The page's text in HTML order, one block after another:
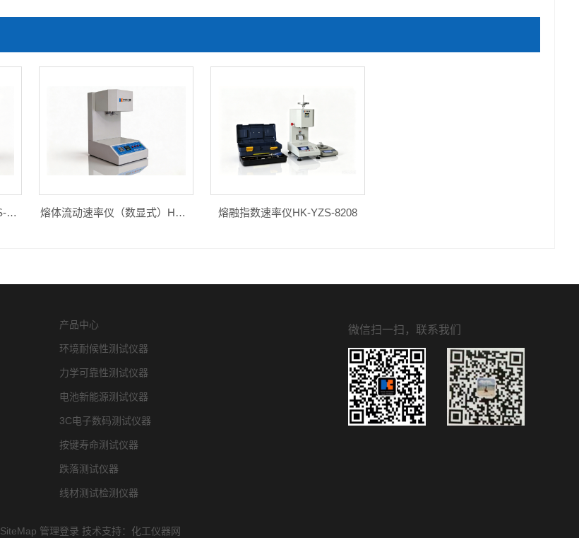
塑胶熔体流动速率仪HK-YZS-8208S 熔体流动速率仪（数显式）HK-YZS-8206 熔融指数速率仪HK-YZS-8208
产品中心
环境耐候性测试仪器
力学可靠性测试仪器
电池新能源测试仪器
3C电子数码测试仪器
按键寿命测试仪器
跌落测试仪器
线材测试检测仪器
微信扫一扫，联系我们
SiteMap 管理登录 技术支持： 化工仪器网